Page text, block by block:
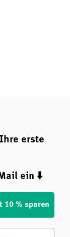
erste
ein ⬇️
10 % sparen